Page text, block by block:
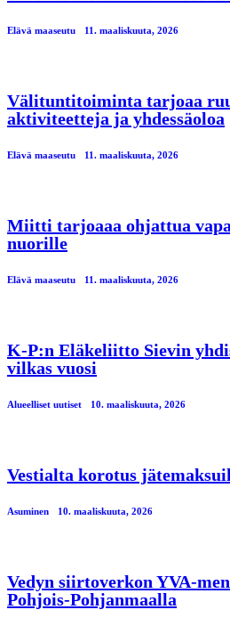
Elävä maaseutu 11. maaliskuuta, 2026
Välituntitoiminta tarjoaa
aktiviteetteja ja yhdessäoloa
Elävä maaseutu 11. maaliskuuta, 2026
Miitti tarjoaaa ohjattua
nuorille
Elävä maaseutu 11. maaliskuuta, 2026
K-P:n Eläkeliitto Sievin
vilkas vuosi
Alueelliset uutiset 10. maaliskuuta, 2026
Vestialta korotus
Asuminen 10. maaliskuuta, 2026
Vedyn siirtoverkon YVA-
Pohjois-Pohjanmaalla